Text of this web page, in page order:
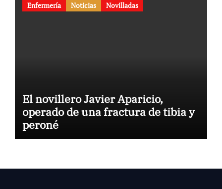
Enfermería Noticias Novilladas
El novillero Javier Aparicio,
operado de una fractura de tibia y
peroné